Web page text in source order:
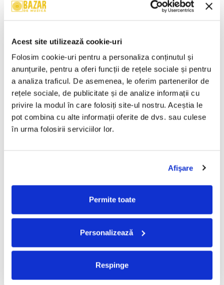
Acest site utilizează cookie-uri
Folosim cookie-uri pentru a personaliza conținutul și
anunțurile, pentru a oferi funcții de rețele sociale și pentru
a analiza traficul. De asemenea, le oferim partenerilor de
rețele sociale, de publicitate și de analize informații cu
privire la modul în care folosiți site-ul nostru. Aceștia le
pot combina cu alte informații oferite de dvs. sau culese
în urma folosirii serviciilor lor.
Afişare
Permite toate
Personalizează
Respinge
Brahms* – Simfonia Nr.4 În
Wolfgang Amadeus Mozart –
Cheb Mami – Du Sud Au Nord
(CASETA)
50,00 Lei
ADAUGA IN COS
Chopin* – Nocturne Și
Mazurci (CASETA)
50,00 Lei
(CASETA)
Valahia – Valahia (CASETA)
100,00 Lei
Satan's Satyrs – Die